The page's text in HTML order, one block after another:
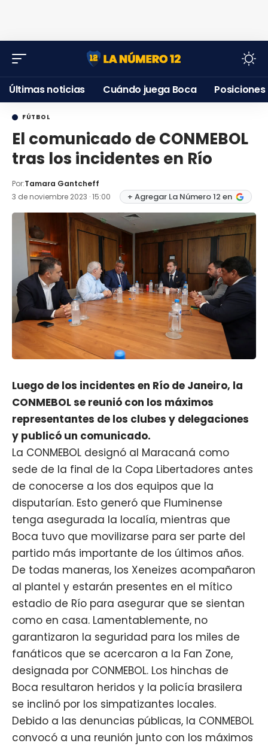
Últimas noticias Cuándo juega Boca Posiciones
FÚTBOL
El comunicado de CONMEBOL
tras los incidentes en Río
Por:Tamara Gantcheff
3 de noviembre 2023 · 15:00
+ Agregar La Número 12 en
Luego de los incidentes en Río de Janeiro, la
CONMEBOL se reunió con los máximos
representantes de los clubes y delegaciones
y publicó un comunicado.
La CONMEBOL designó al Maracaná como
sede de la final de la Copa Libertadores antes
de conocerse a los dos equipos que la
disputarían. Esto generó que Fluminense
tenga asegurada la localía, mientras que
Boca tuvo que movilizarse para ser parte del
partido más importante de los últimos años.
De todas maneras, los Xeneizes acompañaron
al plantel y estarán presentes en el mítico
estadio de Río para asegurar que se sientan
como en casa. Lamentablemente, no
garantizaron la seguridad para los miles de
fanáticos que se acercaron a la Fan Zone,
designada por CONMEBOL. Los hinchas de
Boca resultaron heridos y la policía brasilera
se inclinó por los simpatizantes locales.
Debido a las denuncias públicas, la CONMEBOL
convocó a una reunión junto con los máximos